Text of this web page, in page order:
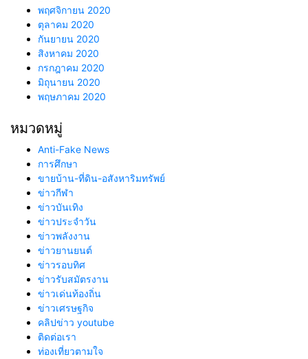
พฤศจิกายน 2020
ตุลาคม 2020
กันยายน 2020
สิงหาคม 2020
กรกฎาคม 2020
มิถุนายน 2020
พฤษภาคม 2020
หมวดหมู่
Anti-Fake News
การศึกษา
ขายบ้าน-ที่ดิน-อสังหาริมทรัพย์
ข่าวกีฬา
ข่าวบันเทิง
ข่าวประจำวัน
ข่าวพลังงาน
ข่าวยานยนต์
ข่าวรอบทิศ
ข่าวรับสมัตรงาน
ข่าวเด่นท้องถิ่น
ข่าวเศรษฐกิจ
คลิปข่าว youtube
ติดต่อเรา
ท่องเที่ยวตามใจ